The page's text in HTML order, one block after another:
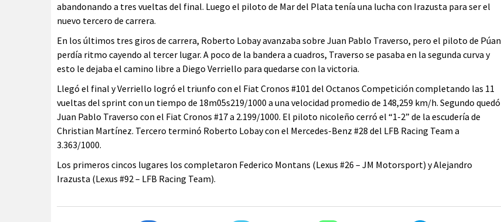
abandonando a tres vueltas del final. Luego el piloto de Mar del Plata tenía una lucha con Irazusta para ser el
nuevo tercero de carrera.
En los últimos tres giros de carrera, Roberto Lobay avanzaba sobre Juan Pablo Traverso, pero el piloto de Púan
perdía ritmo cayendo al tercer lugar. A poco de la bandera a cuadros, Traverso se pasaba en la segunda curva y
esto le dejaba el camino libre a Diego Verriello para quedarse con la victoria.
Llegó el final y Verriello logró el triunfo con el Fiat Cronos #101 del Octanos Competición completando las 11
vueltas del sprint con un tiempo de 18m05s219/1000 a una velocidad promedio de 148,259 km/h. Segundo quedó
Juan Pablo Traverso con el Fiat Cronos #17 a 2.199/1000. El piloto nicoleño cerró el “1-2” de la escudería de
Christian Martínez. Tercero terminó Roberto Lobay con el Mercedes-Benz #28 del LFB Racing Team a
3.363/1000.
Los primeros cincos lugares los completaron Federico Montans (Lexus #26 – JM Motorsport) y Alejandro
Irazusta (Lexus #92 – LFB Racing Team).